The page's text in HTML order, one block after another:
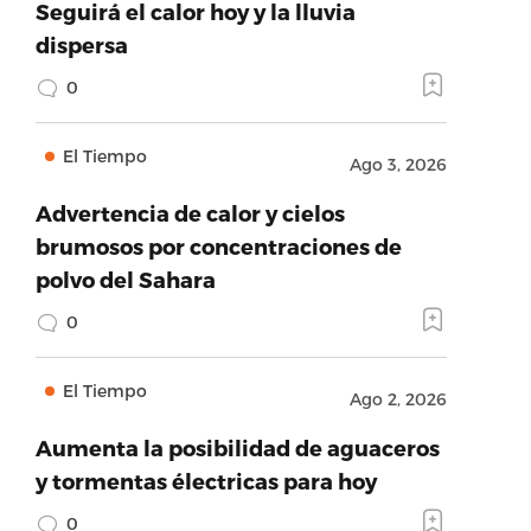
Seguirá el calor hoy y la lluvia
dispersa
0
El Tiempo Ago 3, 2026
Advertencia de calor y cielos
brumosos por concentraciones de
polvo del Sahara
0
El Tiempo Ago 2, 2026
Aumenta la posibilidad de aguaceros
y tormentas électricas para hoy
0